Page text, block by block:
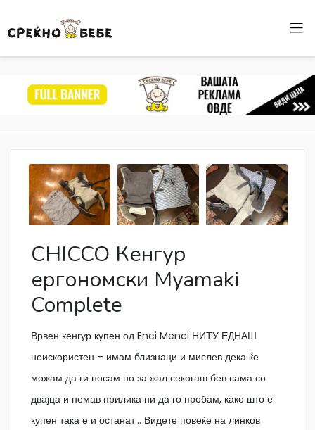
CHICCO Кенгур
ергономски Myamaki
Complete
Врвен кенгур купен од Enci Menci НИТУ ЕДНАШ
неискористен – имам близнаци и мислев дека ќе
можам да ги носам но за жал секогаш бев сама со
двајца и немав прилика ни да го пробам, како што е
купен така е и останат… Видете повеќе на линков